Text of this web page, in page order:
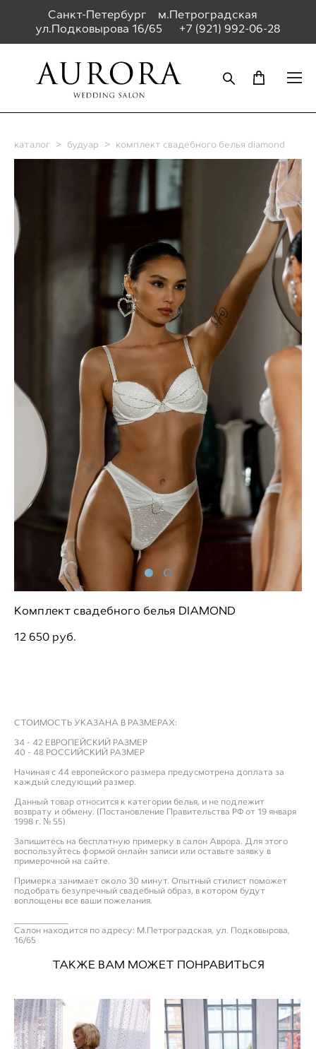
Санкт-Петербург м.Петроградская
ул.Подковырова 16/65 +7 (921) 992-06-28
каталог > будуар > комплект свадебного белья diamond
Комплект свадебного белья DIAMOND
12 650 pуб.
СТОИМОСТЬ УКАЗАНА В РАЗМЕРАХ:
34 - 42 ЕВРОПЕЙСКИЙ РАЗМЕР
40 - 48 РОССИЙСКИЙ РАЗМЕР
Начиная с 44 европейского размера предусмотрена доплата за
каждый следующий размер.
Данный товар относится к категории белья, и не подлежит
возврату и обмену. (Постановление Правительства РФ от 19 января
1998 г. № 55)
Запишитесь на бесплатную примерку в салон Аврора. Для этого
воспользуйтесь формой онлайн записи или оставьте заявку в
примерочной на сайте.
Примерка занимает около 30 минут. Опытный стилист поможет
подобрать безупречный свадебный образ, в котором будут
воплощены все ваши пожелания.
Салон находится по адресу: М.Петроградская, ул. Подковырова,
16/65
ТАКЖЕ ВАМ МОЖЕТ ПОНРАВИТЬСЯ